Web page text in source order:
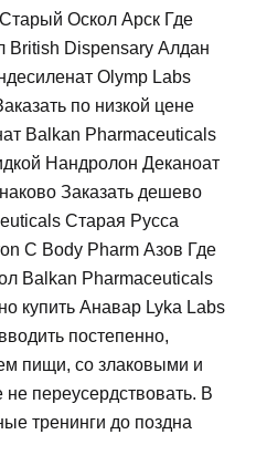
Оскол Арск Где
British Dispensary Алдан
Olymp Labs
по низкой цене
Balkan Pharmaceuticals
Нандролон Деканоат
Заказать дешево
Старая Русса
C Body Pharm Азов Где
Balkan Pharmaceuticals
купить Анавар Lyka Labs
постепенно,
пищи, со злаковыми и
переусердствовать. В
тренинги до поздна